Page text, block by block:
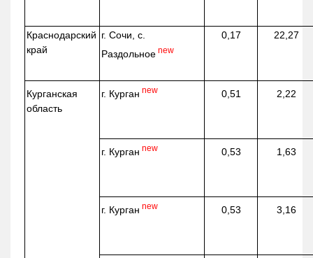
Краснодарский
край
г. Сочи, с.
Раздольное new
0,17 22,27
Курганская
область
г. Курган new 0,51 2,22
г. Курган new 0,53 1,63
г. Курган new 0,53 3,16